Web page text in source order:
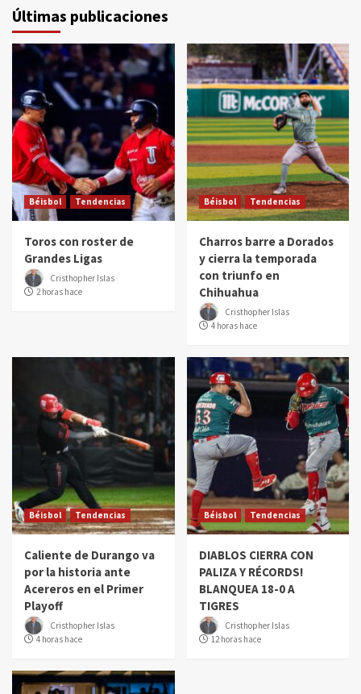
Últimas publicaciones
Béisbol Tendencias
Toros con roster de
Grandes Ligas
Cristhopher Islas
2 horas hace
Béisbol Tendencias
Charros barre a Dorados
y cierra la temporada
con triunfo en
Chihuahua
Cristhopher Islas
4 horas hace
Béisbol Tendencias
Caliente de Durango va
por la historia ante
Acereros en el Primer
Playoff
Cristhopher Islas
4 horas hace
Béisbol Tendencias
DIABLOS CIERRA CON
PALIZA Y RÉCORDS!
BLANQUEA 18-0 A
TIGRES
Cristhopher Islas
12 horas hace